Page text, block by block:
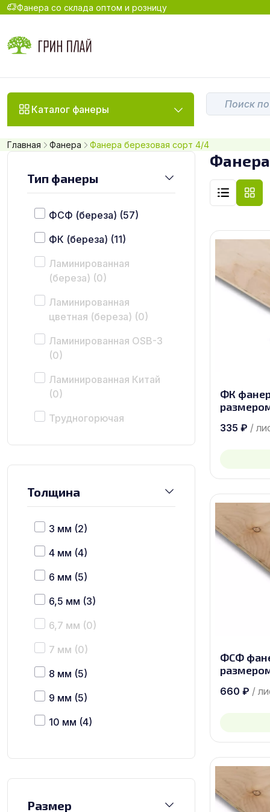
Фанера со склада оптом и розницу
Каталог фанеры
Главная Фанера Фанера березовая сорт 4/4
Тип фанеры
ФСФ (береза) (57)
ФК (береза) (11)
Ламинированная
(береза) (0)
Ламинированная
цветная (береза) (0)
Ламинированная OSB-3
(0)
Ламинированная Китай
(0)
Трудногорючая
Толщина
3 мм (2)
4 мм (4)
6 мм (5)
6,5 мм (3)
6,7 мм (0)
7 мм (0)
8 мм (5)
9 мм (5)
10 мм (4)
Размер
ФК
335 ₽ /
ФСФ
660 ₽ /